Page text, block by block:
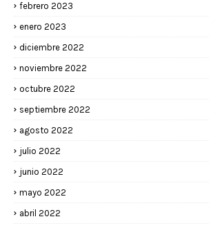
febrero 2023
enero 2023
diciembre 2022
noviembre 2022
octubre 2022
septiembre 2022
agosto 2022
julio 2022
junio 2022
mayo 2022
abril 2022